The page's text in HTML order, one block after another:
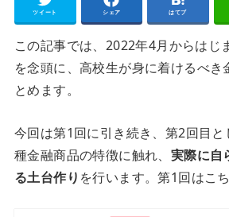
ツイート シェア はてブ
この記事では、2022年4月からはじ
を念頭に、高校生が身に着けるべき
とめます。
今回は第1回に引き続き、第2回目
種金融商品の特徴に触れ、 実際に自
る土台作り を行います。第1回はこち